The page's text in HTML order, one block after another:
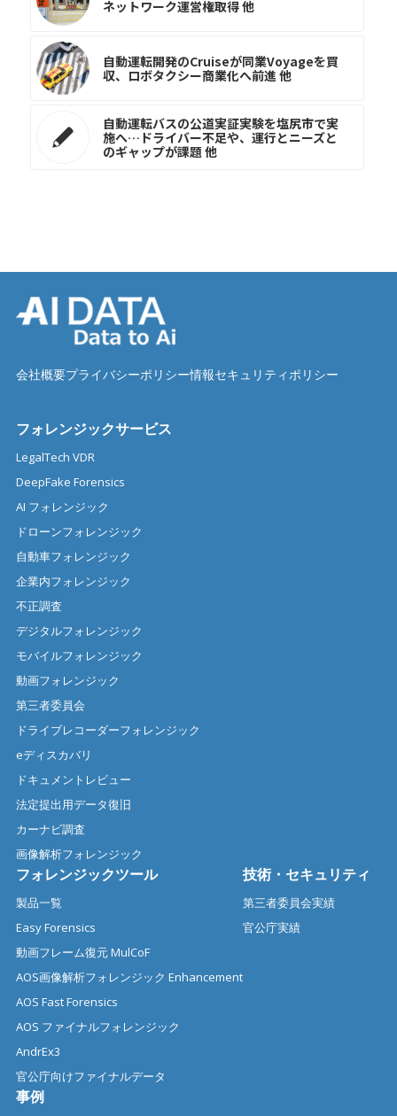
ネットワーク運営権取得 他
自動運転開発のCruiseが同業Voyageを買
収、ロボタクシー商業化へ前進 他
自動運転バスの公道実証実験を塩尻市で実
施へ…ドライバー不足や、運行とニーズと
のギャップが課題 他
会社概要プライバシーポリシー情報セキュリティポリシー
フォレンジックサービス
LegalTech VDR
DeepFake Forensics
AI フォレンジック
ドローンフォレンジック
自動車フォレンジック
企業内フォレンジック
不正調査
デジタルフォレンジック
モバイルフォレンジック
動画フォレンジック
第三者委員会
ドライブレコーダーフォレンジック
eディスカバリ
ドキュメントレビュー
法定提出用データ復旧
カーナビ調査
画像解析フォレンジック
フォレンジックツール
製品一覧
Easy Forensics
動画フレーム復元 MulCoF
AOS画像解析フォレンジック Enhancement
AOS Fast Forensics
AOS ファイナルフォレンジック
AndrEx3
官公庁向けファイナルデータ
技術・セキュリティ
第三者委員会実績
官公庁実績
事例